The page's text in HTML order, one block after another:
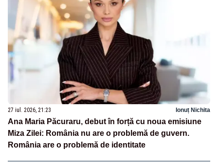
27 iul. 2026, 21:23 Ionuț Nichita
Ana Maria Păcuraru, debut în forță cu noua emisiune
Miza Zilei: România nu are o problemă de guvern.
România are o problemă de identitate